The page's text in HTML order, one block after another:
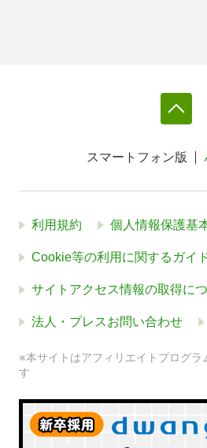
スマートフォン版
利用規約 個人情報保護基
Cookie等の利用に関するガイ
サイトアクセス情報の取得に
法人・プレスお問い合わせ
※本サイトはアフィリエイトプログラ
す